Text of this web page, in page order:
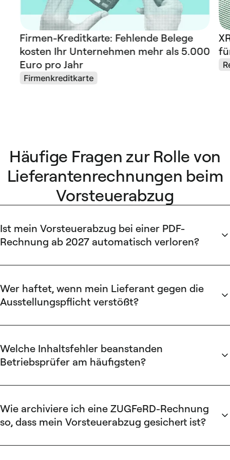
Firmen-Kreditkarte: Fehlende Belege
kosten Ihr Unternehmen mehr als 5.000
Euro pro Jahr
Firmenkreditkarte
Häufige Fragen zur Rolle von
Lieferantenrechnungen beim
Vorsteuerabzug
Ist mein Vorsteuerabzug bei einer PDF-
Rechnung ab 2027 automatisch verloren?
eine Rechnung im falschen Format, die aber inhaltlich
weiterhin zum Vorsteuerabzug. Kritisch wird es nach Ablauf
der Übergangsfrist und immer dann, wenn zusätzlich
Wer haftet, wenn mein Lieferant gegen die
Ausstellungspflicht verstößt?
Ausstellungspflicht. Den wirtschaftlichen Schaden –
Korrekturaufwand – trägt jedoch in der Regel der Empfänger.
Diese Asymmetrie ist der Kern des Risikos.
Welche Inhaltsfehler beanstanden
Betriebsprüfer am häufigsten?
fehlende Steuernummer/USt-IdNr., unpräzise
ausgewiesenem Steuerbetrag und Steuersatz. Diese Fehler
gefährden den Vorsteuerabzugunabhängigvom
Wie archiviere ich eine ZUGFeRD-Rechnung
so, dass mein Vorsteuerabzug gesichert ist?
muss als solches archiviert werden – die PDF-Ebene allein